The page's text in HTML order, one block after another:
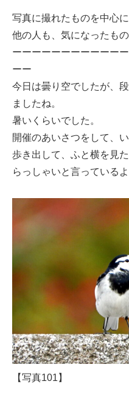
写真に撮れたものを中心
他の人も、気になったも
ーーーーーーーーーーー
ーー
今日は曇り空でしたが、
ましたね。
暑いくらいでした。
開催のあいさつをして、
歩き出して、ふと横を見
らっしゃいと言っている
【写真101】